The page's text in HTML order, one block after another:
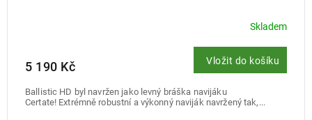
Skladem
5 190 Kč Vložit do košíku
Ballistic HD byl navržen jako levný bráška navijáku
Certate! Extrémně robustní a výkonný naviják navržený tak,...